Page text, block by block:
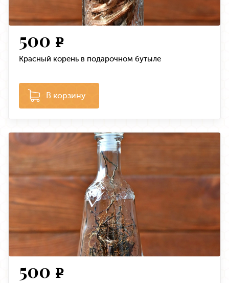
500 e
Красный корень в подарочном бутыле
В корзину
500 e